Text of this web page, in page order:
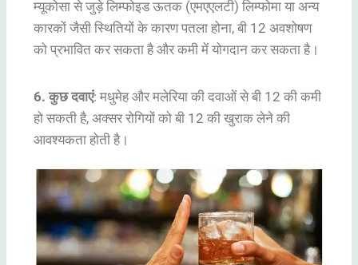
म्यूकोसा से जुड़े लिम्फोइड ऊतक (एमएएलटी) लिम्फोमा या अन्य
कारकों जैसी स्थितियों के कारण पतला होना, बी 12 अवशोषण
को प्रभावित कर सकता है और कमी में योगदान कर सकता है।
6. कुछ दवाएं: मधुमेह और मलेरिया की दवाओं से बी 12 की कमी
हो सकती है, अक्सर रोगियों को बी 12 की खुराक लेने की
आवश्यकता होती है।